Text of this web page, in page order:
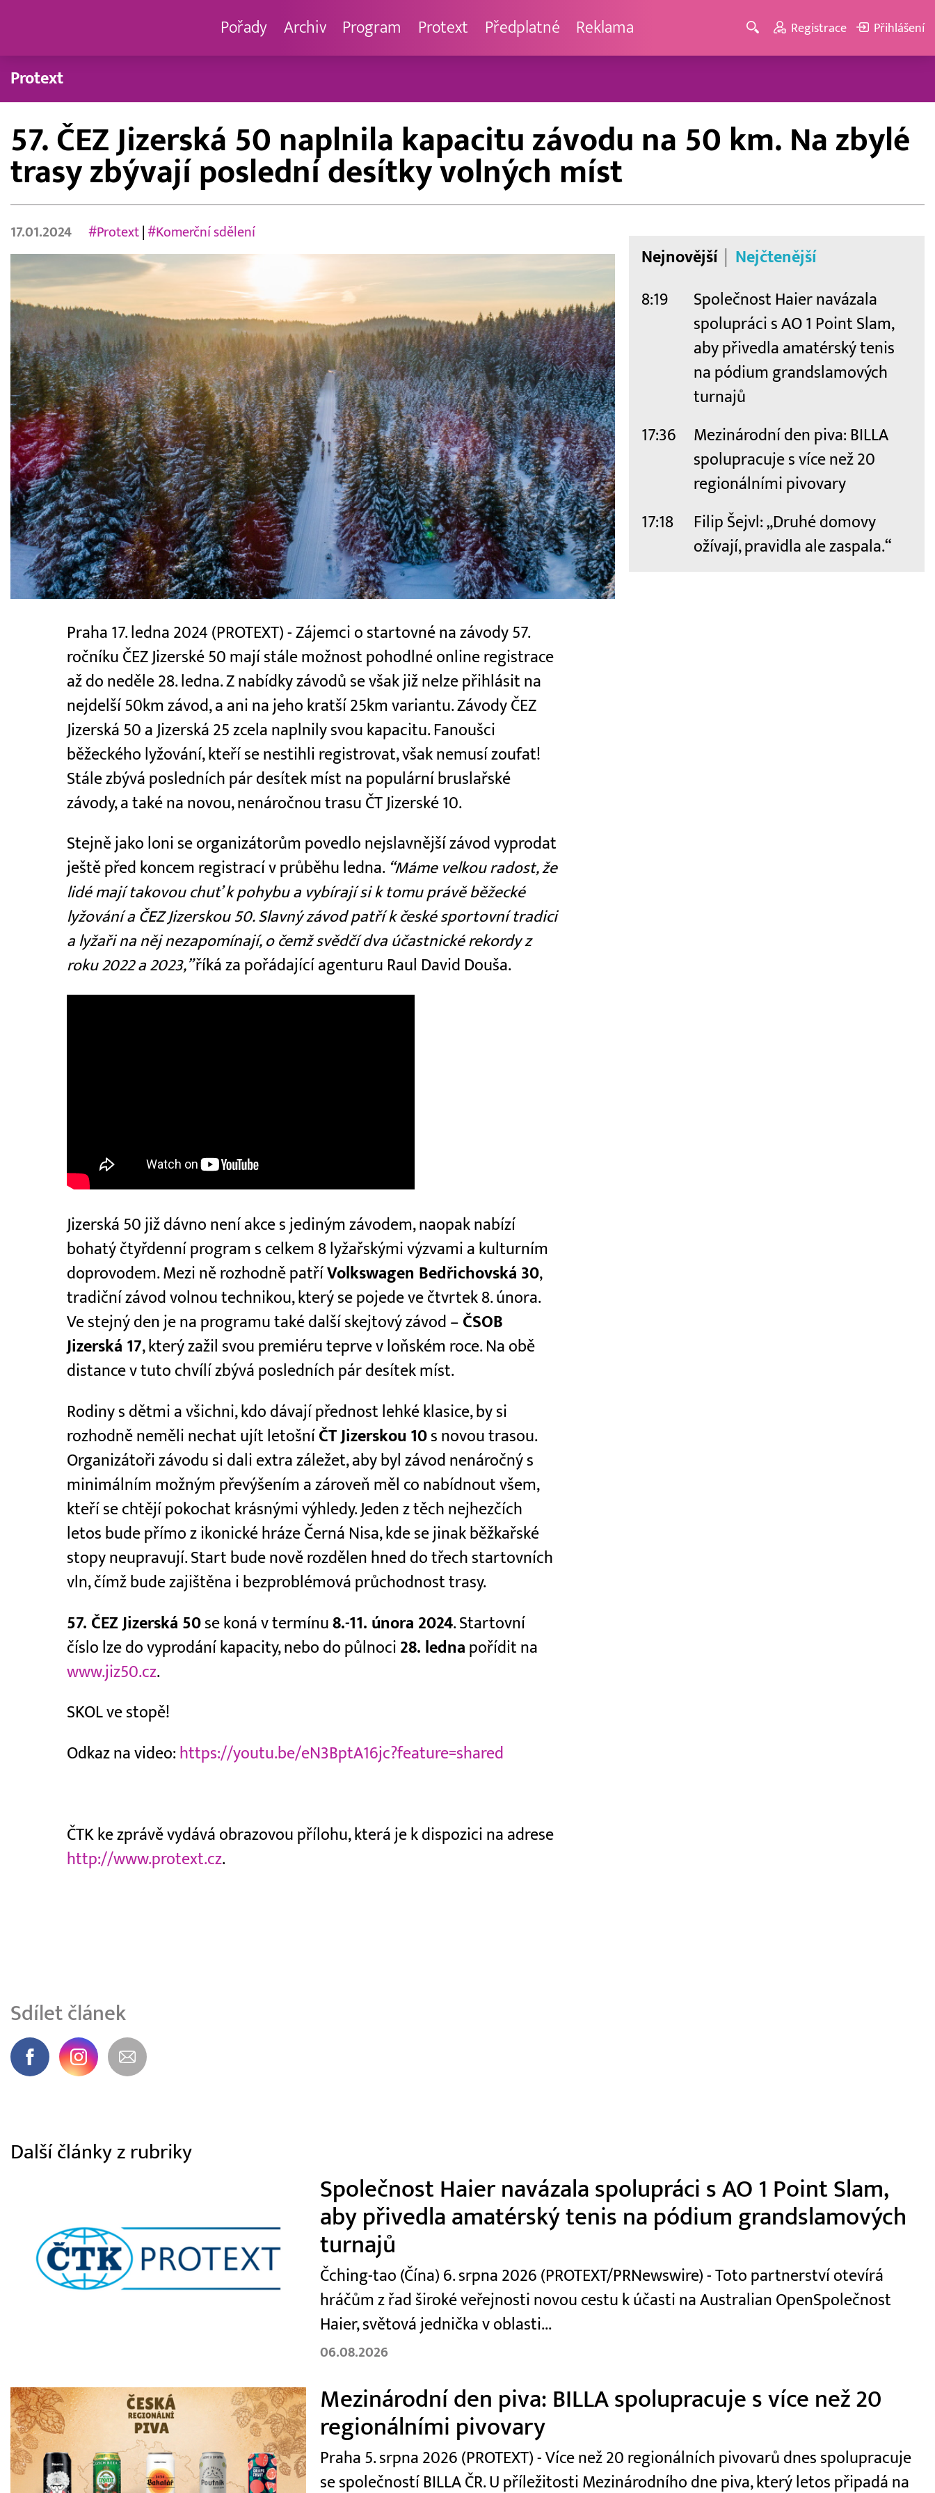
Pořady Archiv Program Protext Předplatné Reklama Registrace Přihlášení
Protext
57. ČEZ Jizerská 50 naplnila kapacitu závodu na 50 km. Na zbylé
trasy zbývají poslední desítky volných míst
17.01.2024 #Protext| #Komerční sdělení
Praha 17. ledna 2024 (PROTEXT) - Zájemci o startovné na závody 57.
ročníku ČEZ Jizerské 50 mají stále možnost pohodlné online registrace
až do neděle 28. ledna. Z nabídky závodů se však již nelze přihlásit na
nejdelší 50km závod, a ani na jeho kratší 25km variantu. Závody ČEZ
Jizerská 50 a Jizerská 25 zcela naplnily svou kapacitu. Fanoušci
běžeckého lyžování, kteří se nestihli registrovat, však nemusí zoufat!
Stále zbývá posledních pár desítek míst na populární bruslařské
závody, a také na novou, nenáročnou trasu ČT Jizerské 10.
Stejně jako loni se organizátorům povedlo nejslavnější závod vyprodat
ještě před koncem registrací v průběhu ledna. “Máme velkou radost, že
lidé mají takovou chuť k pohybu a vybírají si k tomu právě běžecké
lyžování a ČEZ Jizerskou 50. Slavný závod patří k české sportovní tradici
a lyžaři na něj nezapomínají, o čemž svědčí dva účastnické rekordy z
roku 2022 a 2023,”říká za pořádající agenturu Raul David Douša.
Jizerská 50 již dávno není akce s jediným závodem, naopak nabízí
bohatý čtyřdenní program s celkem 8 lyžařskými výzvami a kulturním
doprovodem. Mezi ně rozhodně patříVolkswagen Bedřichovská 30,
tradiční závod volnou technikou, který se pojede ve čtvrtek 8. února.
Ve stejný den je na programu také další skejtový závod – ČSOB
Jizerská 17, který zažil svou premiéru teprve v loňském roce. Na obě
distance v tuto chvílí zbývá posledních pár desítek míst.
Rodiny s dětmi a všichni, kdo dávají přednost lehké klasice, by si
rozhodně neměli nechat ujít letošní ČT Jizerskou 10 s novou trasou.
Organizátoři závodu si dali extra záležet, aby byl závod nenáročný s
minimálním možným převýšením a zároveň měl co nabídnout všem,
kteří se chtějí pokochat krásnými výhledy. Jeden z těch nejhezčích
letos bude přímo z ikonické hráze Černá Nisa, kde se jinak běžkařské
stopy neupravují. Start bude nově rozdělen hned do třech startovních
vln, čímž bude zajištěna i bezproblémová průchodnost trasy.
57. ČEZ Jizerská 50 se koná v termínu8.-11. února 2024. Startovní
číslo lze do vyprodání kapacity, nebo do půlnoci 28. ledna pořídit na
www.jiz50.cz.
SKOL ve stopě!
Odkaz na video: https://youtu.be/eN3BptA16jc?feature=shared
ČTK ke zprávě vydává obrazovou přílohu, která je k dispozici na adrese
http://www.protext.cz.
Sdílet článek
Nejnovější Nejčtenější
8:19
Společnost Haier navázala
spolupráci s AO 1 Point Slam,
aby přivedla amatérský tenis
na pódium grandslamových
turnajů
17:36
Mezinárodní den piva: BILLA
spolupracuje s více než 20
regionálními pivovary
17:18
Filip Šejvl: „Druhé domovy
ožívají, pravidla ale zaspala.“
Další články z rubriky
Společnost Haier navázala spolupráci s AO 1 Point Slam,
aby přivedla amatérský tenis na pódium grandslamových
turnajů
Čching-tao (Čína) 6. srpna 2026 (PROTEXT/PRNewswire) - Toto partnerství otevírá
hráčům z řad široké veřejnosti novou cestu k účasti na Australian OpenSpolečnost
Haier, světová jednička v oblasti...
06.08.2026
Mezinárodní den piva: BILLA spolupracuje s více než 20
regionálními pivovary
Praha 5. srpna 2026 (PROTEXT) - Více než 20 regionálních pivovarů dnes spolupracuje
se společností BILLA ČR. U příležitosti Mezinárodního dne piva, který letos připadá na